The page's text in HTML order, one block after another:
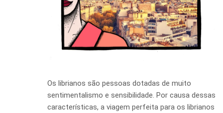
Os librianos são pessoas dotadas de muito
sentimentalismo e sensibilidade. Por causa dessas
características, a viagem perfeita para os librianos